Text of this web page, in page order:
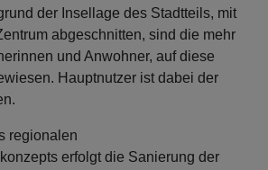
der Insellage des Stadtteils, mit
abgeschnitten, sind die mehr
und Anwohner, auf diese
Hauptnutzer ist dabei der
regionalen
erfolgt die Sanierung der